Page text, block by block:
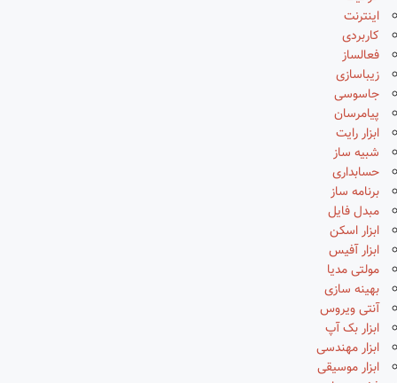
اینترنت
کاربردی
فعالساز
زیباسازی
جاسوسی
پیامرسان
ابزار رایت
شبیه ساز
حسابداری
برنامه ساز
مبدل فایل
ابزار اسکن
ابزار آفیس
مولتی مدیا
بهینه سازی
آنتی ویروس
ابزار بک آپ
ابزار مهندسی
ابزار موسیقی